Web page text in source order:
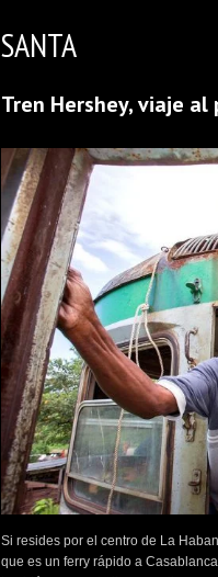
SANTA
Tren Hershey, viaje al
Si resides por el centro de La
que es un ferry rápido a